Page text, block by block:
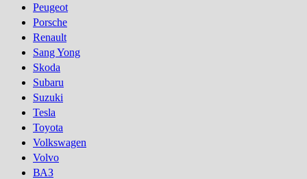
Peugeot
Porsсhe
Renault
Sang Yong
Skoda
Subaru
Suzuki
Tesla
Toyota
Volkswagen
Volvo
ВАЗ